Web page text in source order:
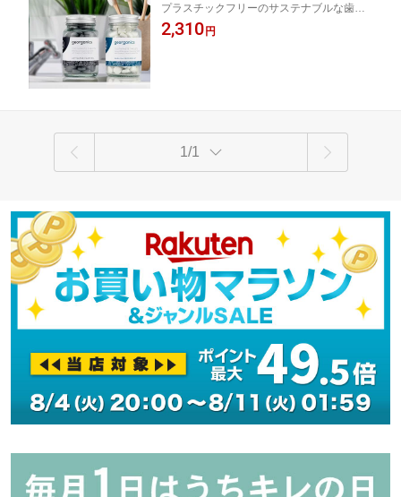
フッ化物不使用]
プラスチックフリーのサステナブルな歯磨
きタブレット
2,310 円
1/1